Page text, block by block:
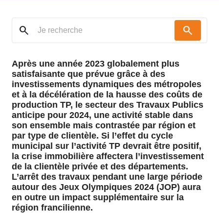
search search
Après une année 2023 globalement plus
satisfaisante que prévue grâce à des
investissements dynamiques des métropoles
et à la décélération de la hausse des coûts de
production TP, le secteur des Travaux Publics
anticipe pour 2024, une activité stable dans
son ensemble mais contrastée par région et
par type de clientèle. Si l’effet du cycle
municipal sur l’activité TP devrait être positif,
la crise immobilière affectera l’investissement
de la clientèle privée et des départements.
L’arrêt des travaux pendant une large période
autour des Jeux Olympiques 2024 (JOP) aura
en outre un impact supplémentaire sur la
région francilienne.